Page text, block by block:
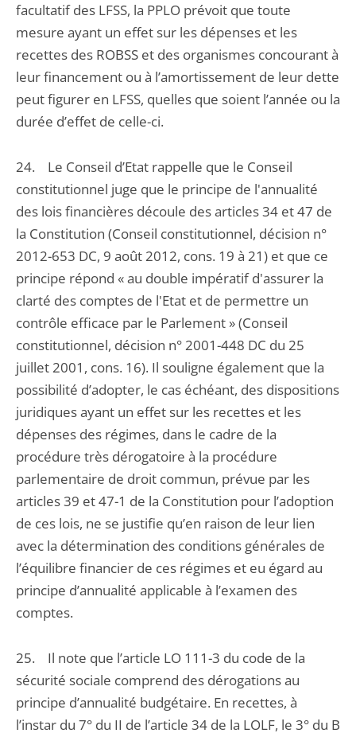
facultatif des LFSS, la PPLO prévoit que toute
mesure ayant un effet sur les dépenses et les
recettes des ROBSS et des organismes concourant à
leur financement ou à l’amortissement de leur dette
peut figurer en LFSS, quelles que soient l’année ou la
durée d’effet de celle-ci.
24. Le Conseil d’Etat rappelle que le Conseil
constitutionnel juge que le principe de l'annualité
des lois financières découle des articles 34 et 47 de
la Constitution (Conseil constitutionnel, décision n°
2012-653 DC, 9 août 2012, cons. 19 à 21) et que ce
principe répond « au double impératif d'assurer la
clarté des comptes de l'Etat et de permettre un
contrôle efficace par le Parlement » (Conseil
constitutionnel, décision n° 2001-448 DC du 25
juillet 2001, cons. 16). Il souligne également que la
possibilité d’adopter, le cas échéant, des dispositions
juridiques ayant un effet sur les recettes et les
dépenses des régimes, dans le cadre de la
procédure très dérogatoire à la procédure
parlementaire de droit commun, prévue par les
articles 39 et 47-1 de la Constitution pour l’adoption
de ces lois, ne se justifie qu’en raison de leur lien
avec la détermination des conditions générales de
l’équilibre financier de ces régimes et eu égard au
principe d’annualité applicable à l’examen des
comptes.
25. Il note que l’article LO 111-3 du code de la
sécurité sociale comprend des dérogations au
principe d’annualité budgétaire. En recettes, à
l’instar du 7° du II de l’article 34 de la LOLF, le 3° du B